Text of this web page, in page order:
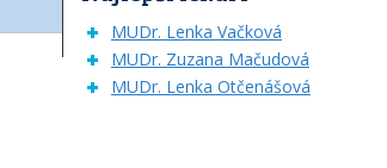
MUDr. Lenka Vačková
MUDr. Zuzana Mačudová
MUDr. Lenka Otčenášová